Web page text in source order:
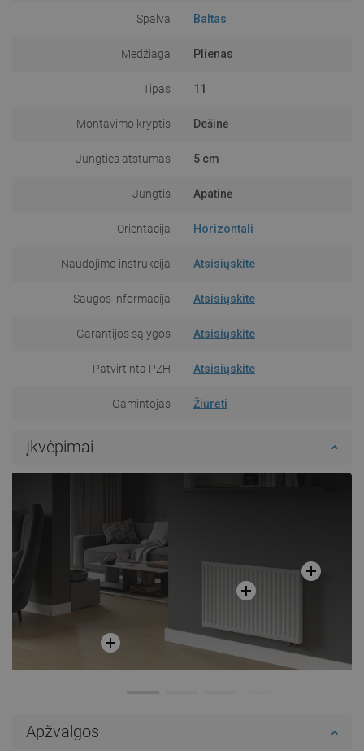
Spalva Baltas
Medžiaga Plienas
Tipas 11
Montavimo kryptis Dešinė
Jungties atstumas 5 cm
Jungtis Apatinė
Orientacija Horizontali
Naudojimo instrukcija Atsisiųskite
Saugos informacija Atsisiųskite
Garantijos sąlygos Atsisiųskite
Patvirtinta PZH Atsisiųskite
Gamintojas Žiūrėti
Įkvėpimai
Apžvalgos